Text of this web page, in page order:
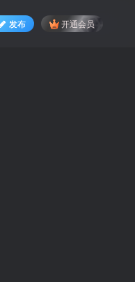
发布 开通会员